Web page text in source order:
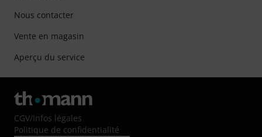
Nous contacter
Vente en magasin
Aperçu du service
CGV/Infos légales
Politique de confidentialité